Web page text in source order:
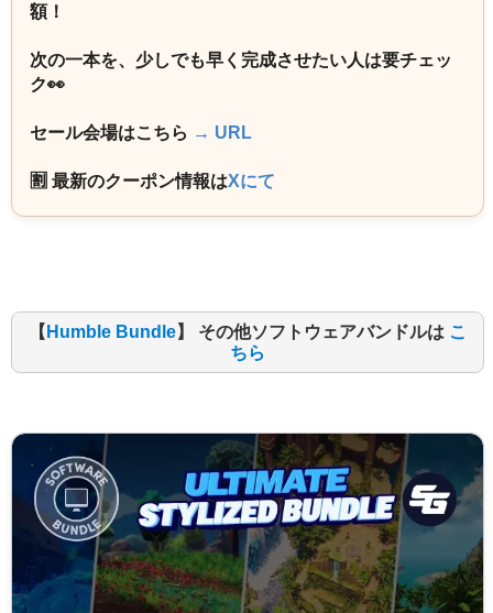
額！
次の一本を、少しでも早く完成させたい人は要チェッ
ク👀
セール会場はこちら → URL
🈹 最新のクーポン情報はXにて
【 Humble Bundle】 その他ソフトウェアバンドルは こ
ちら